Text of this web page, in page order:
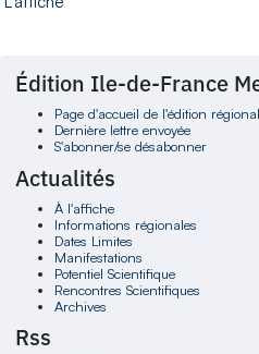
Édition Ile-de-France
Page d'accueil de l'édition
Dernière lettre envoyée
S'abonner/se désabonner
Actualités
À l'affiche
Informations régionales
Dates Limites
Manifestations
Potentiel Scientifique
Rencontres Scientifiques
Archives
Rss